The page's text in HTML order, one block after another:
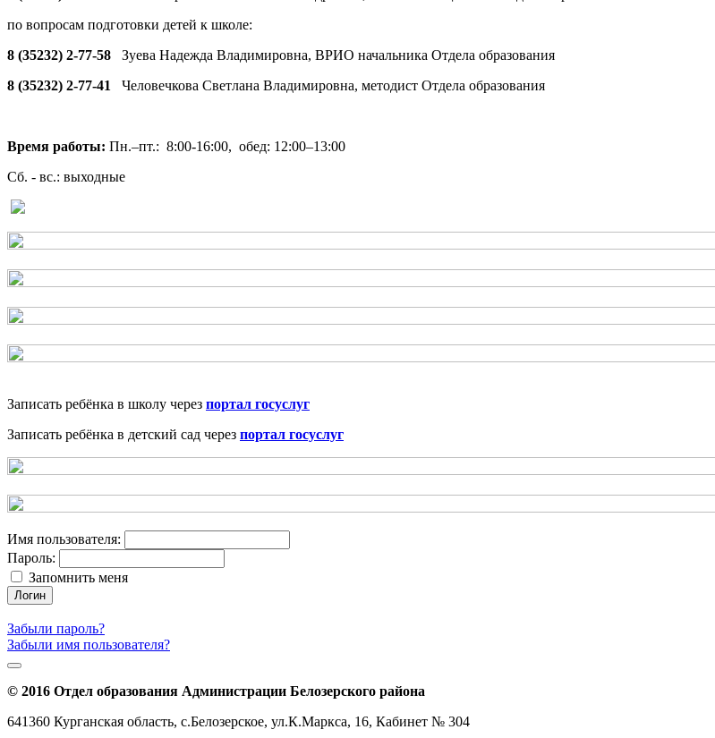
по вопросам подготовки детей к школе:
8 (35232) 2-77-58 Зуева Надежда Владимировна, ВРИО начальника Отдела образования
8 (35232) 2-77-41 Человечкова Светлана Владимировна, методист Отдела образования
Время работы: Пн.–пт.: 8:00-16:00, обед: 12:00–13:00
Сб. - вс.: выходные
Записать ребёнка в школу через портал госуслуг
Записать ребёнка в детский сад через портал госуслуг
Имя пользователя:
Пароль:
Запомнить меня
Логин
Забыли пароль?
Забыли имя пользователя?
© 2016 Отдел образования Администрации Белозерского района
641360 Курганская область, с.Белозерское, ул.К.Маркса, 16, Кабинет № 304